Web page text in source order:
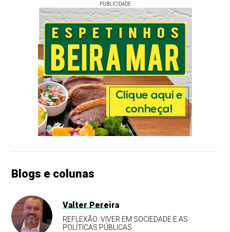
PUBLICIDADE
Blogs e colunas
Valter Pereira
REFLEXÃO: VIVER EM SOCIEDADE E AS
POLÍTICAS PÚBLICAS